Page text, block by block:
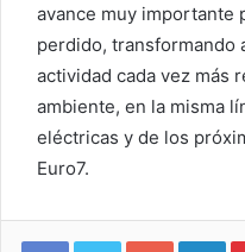
avance muy importante
perdido,
actividad cada vez más
ambiente, en la misma
eléctricas y de los
Euro7.
Google+ LinkedIn